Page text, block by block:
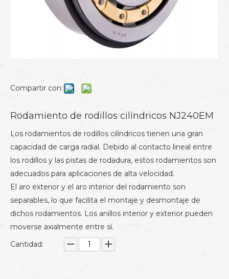
Compartir con:
Rodamiento de rodillos cilíndricos NJ240EM
Los rodamientos de rodillos cilíndricos tienen una gran
capacidad de carga radial. Debido al contacto lineal entre
los rodillos y las pistas de rodadura, estos rodamientos son
adecuados para aplicaciones de alta velocidad.
El aro exterior y el aro interior del rodamiento son
separables, lo que facilita el montaje y desmontaje de
dichos rodamientos. Los anillos interior y exterior pueden
moverse axialmente entre sí.
Cantidad: